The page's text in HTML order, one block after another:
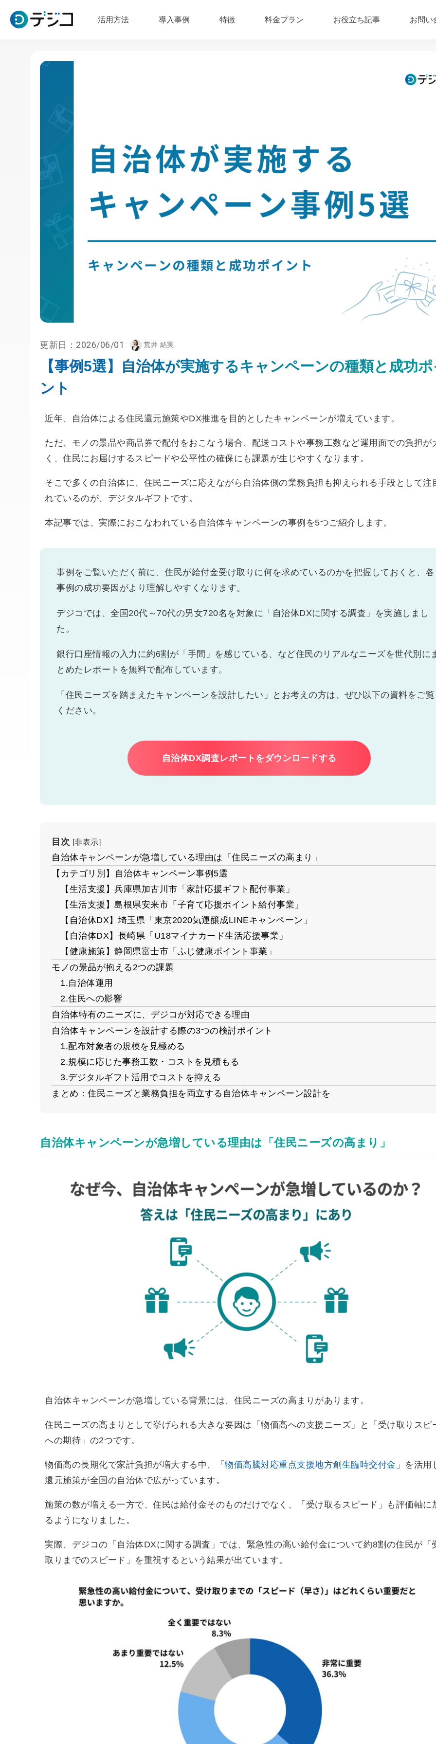
活用方法 導入事例 特徴 料金プラン お役立ち記事 お問い
更新日： 2026/06/01 荒井 結実
【事例5選】自治体が実施するキャンペーンの種類と成功
ント
近年、自治体による住民還元施策やDX推進を目的としたキャンペーンが増えています。
ただ、モノの景品や商品券で配付をおこなう場合、配送コストや事務工数など運用面での負担が
く、住民にお届けするスピードや公平性の確保にも課題が生じやすくなります。
そこで多くの自治体に、住民ニーズに応えながら自治体側の業務負担も抑えられる手段として注
れているのが、デジタルギフトです。
本記事では、実際におこなわれている自治体キャンペーンの事例を5つご紹介します。
事例をご覧いただく前に、住民が給付金受け取りに何を求めているのかを把握しておくと、各
事例の成功要因がより理解しやすくなります。
デジコでは、全国20代～70代の男女720名を対象に「自治体DXに関する調査」を実施しまし
た。
銀行口座情報の入力に約6割が「手間」を感じている、など住民のリアルなニーズを世代別に
とめたレポートを無料で配布しています。
「住民ニーズを踏まえたキャンペーンを設計したい」とお考えの方は、ぜひ以下の資料をご覧
ください。
自治体DX調査レポートをダウンロードする
目次 [非表示]
自治体キャンペーンが急増している理由は「住民ニーズの高まり」
【カテゴリ別】自治体キャンペーン事例5選
【生活支援】兵庫県加古川市「家計応援ギフト配付事業」
【生活支援】島根県安来市「子育て応援ポイント給付事業」
【自治体DX】埼玉県「東京2020気運醸成LINEキャンペーン」
【自治体DX】長崎県「U18マイナカード生活応援事業」
【健康施策】静岡県富士市「ふじ健康ポイント事業」
モノの景品が抱える2つの課題
1.自治体運用
2.住民への影響
自治体特有のニーズに、デジコが対応できる理由
自治体キャンペーンを設計する際の3つの検討ポイント
1.配布対象者の規模を見極める
2.規模に応じた事務工数・コストを見積もる
3.デジタルギフト活用でコストを抑える
まとめ：住民ニーズと業務負担を両立する自治体キャンペーン設計を
自治体キャンペーンが急増している理由は「住民ニーズの高まり」
自治体キャンペーンが急増している背景には、住民ニーズの高まりがあります。
住民ニーズの高まりとして挙げられる大きな要因は「物価高への支援ニーズ」と「受け取りスピ
への期待」の2つです。
物価高の長期化で家計負担が増大する中、「 物価高騰対応重点支援地方創生臨時交付金 」を活用
還元施策が全国の自治体で広がっています。
施策の数が増える一方で、住民は給付金そのものだけでなく、「受け取るスピード」も評価軸に
るようになりました。
実際、デジコの「自治体DXに関する調査」では、緊急性の高い給付金について約8割の住民が「
取りまでのスピード」を重視するという結果が出ています。